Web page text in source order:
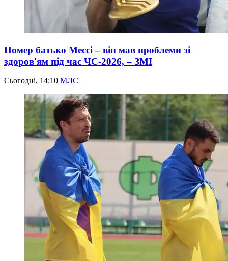
Помер батько Мессі – він мав проблеми зі
здоров'ям під час ЧС-2026, – ЗМІ
Сьогодні, 14:10 МЛС